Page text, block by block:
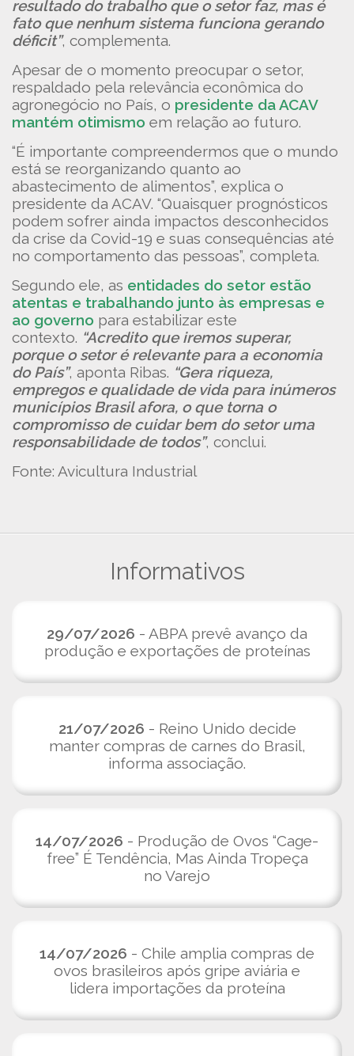
resultado do trabalho que o setor faz, mas é
fato que nenhum sistema funciona gerando
déficit”, complementa.
Apesar de o momento preocupar o setor,
respaldado pela relevância econômica do
agronegócio no País, o presidente da ACAV
mantém otimismo em relação ao futuro.
“É importante compreendermos que o mundo
está se reorganizando quanto ao
abastecimento de alimentos”, explica o
presidente da ACAV. “Quaisquer prognósticos
podem sofrer ainda impactos desconhecidos
da crise da Covid-19 e suas consequências até
no comportamento das pessoas”, completa.
Segundo ele, as entidades do setor estão
atentas e trabalhando junto às empresas e
ao governo para estabilizar este
contexto. “Acredito que iremos superar,
porque o setor é relevante para a economia
do País”, aponta Ribas. “Gera riqueza,
empregos e qualidade de vida para inúmeros
municípios Brasil afora, o que torna o
compromisso de cuidar bem do setor uma
responsabilidade de todos”, conclui.
Fonte: Avicultura Industrial
Informativos
29/07/2026 - ABPA prevê avanço da
produção e exportações de proteínas
21/07/2026 - Reino Unido decide
manter compras de carnes do Brasil,
informa associação.
14/07/2026 - Produção de Ovos “Cage-
free” É Tendência, Mas Ainda Tropeça
no Varejo
14/07/2026 - Chile amplia compras de
ovos brasileiros após gripe aviária e
lidera importações da proteína